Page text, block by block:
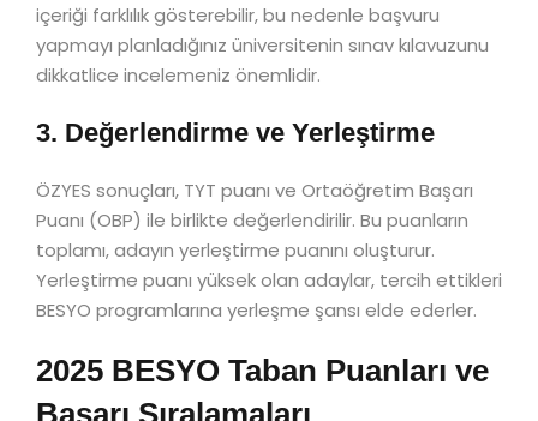
içeriği farklılık gösterebilir, bu nedenle başvuru
yapmayı planladığınız üniversitenin sınav kılavuzunu
dikkatlice incelemeniz önemlidir.
3. Değerlendirme ve Yerleştirme
ÖZYES sonuçları, TYT puanı ve Ortaöğretim Başarı
Puanı (OBP) ile birlikte değerlendirilir. Bu puanların
toplamı, adayın yerleştirme puanını oluşturur.
Yerleştirme puanı yüksek olan adaylar, tercih ettikleri
BESYO programlarına yerleşme şansı elde ederler.
2025 BESYO Taban Puanları ve